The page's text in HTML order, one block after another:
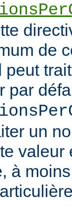
de
par
un
valeur
à